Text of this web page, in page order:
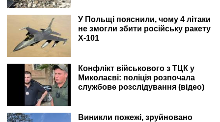
У Польщі пояснили, чому 4 літаки
не змогли збити російську ракету
Х-101
Конфлікт військового з ТЦК у
Миколаєві: поліція розпочала
службове розслідування (відео)
Виникли пожежі, зруйновано